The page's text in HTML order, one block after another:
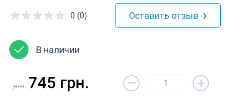
В наличии
0 (0) Оставить отзыв ›
Цена: 745 грн. – +